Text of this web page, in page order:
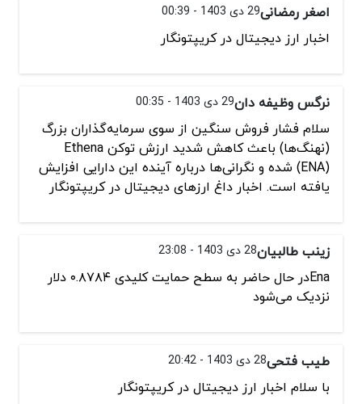
اصغر رمضانی29 دی 1403 - 00:39
اخبار ارز دیجیتال در کریپتونگار
نرگس وظیفه دان29 دی 1403 - 00:35
سلام فشار فروش سنگین از سوی سرمایه‌گذاران بزرگ
(نهنگ‌ها) باعث کاهش شدید ارزش توکن Ethena
(ENA) شده و نگرانی‌ها درباره آینده این دارایی افزایش
یافته است. اخبار داغ ارزهای دیجیتال در کریپتونگار
زینب طالبیان28 دی 1403 - 23:08
Enaدر حال حاضر به سطح حمایت کلیدی ۰.۸۷۸۴ دلار
نزدیک می‌شود
طیب فتحی28 دی 1403 - 20:42
با سلام اخبار ارز دیجیتال در کریپتونگار